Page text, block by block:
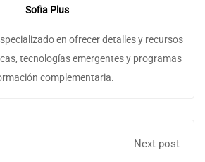
Sofia Plus
en ofrecer detalles y recursos
tecnologías emergentes y programas
complementaria.
Next post